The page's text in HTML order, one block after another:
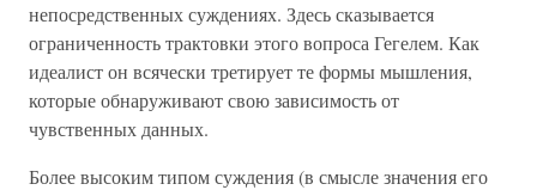
непосредственных суждениях. Здесь сказывается
ограниченность трактовки этого вопроса Гегелем. Как
идеалист он всячески третирует те формы мышления,
которые обнаруживают свою зависимость от
чувственных данных.
Более высоким типом суждения (в смысле значения его